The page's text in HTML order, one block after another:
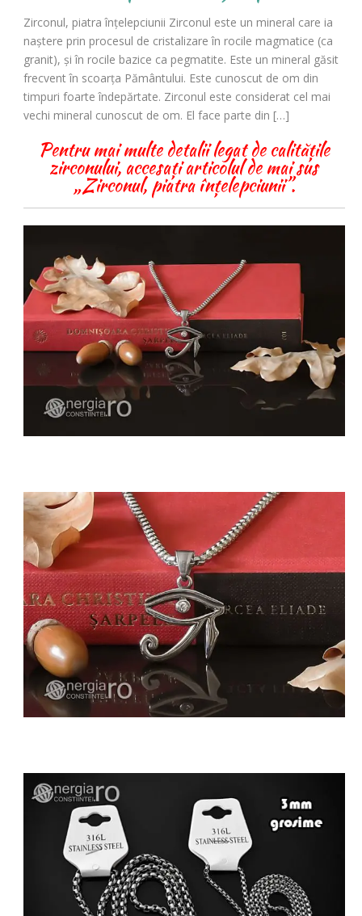
Zirconul, piatra înţelepciunii Zirconul este un mineral care ia
naştere prin procesul de cristalizare în rocile magmatice (ca
granit), şi în rocile bazice ca pegmatite. Este un mineral găsit
frecvent în scoarţa Pământului. Este cunoscut de om din
timpuri foarte îndepărtate. Zirconul este considerat cel mai
vechi mineral cunoscut de om. El face parte din […]
Pentru mai multe detalii legat de calitățile
zirconului, accesați articolul de mai sus
„Zirconul, piatra înțelepciunii”.